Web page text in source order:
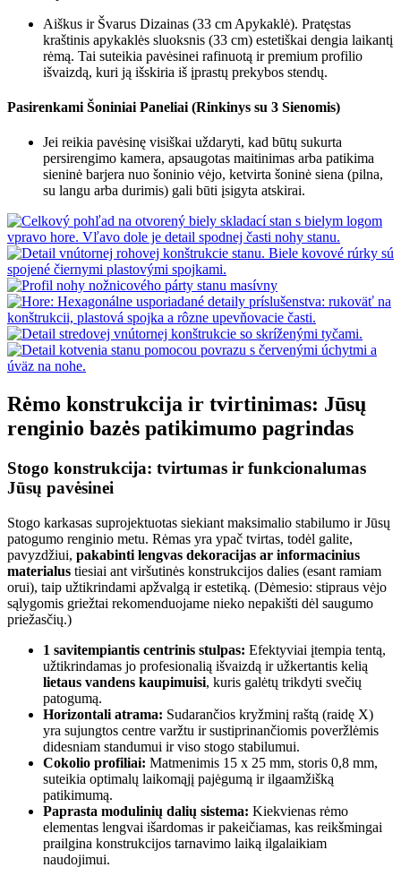
Aiškus ir Švarus Dizainas (33 cm Apykaklė). Pratęstas
kraštinis apykaklės sluoksnis (33 cm) estetiškai dengia laikantį
rėmą. Tai suteikia pavėsinei rafinuotą ir premium profilio
išvaizdą, kuri ją išskiria iš įprastų prekybos stendų.
Pasirenkami Šoniniai Paneliai (Rinkinys su 3 Sienomis)
Jei reikia pavėsinę visiškai uždaryti, kad būtų sukurta
persirengimo kamera, apsaugotas maitinimas arba patikima
sieninė barjera nuo šoninio vėjo, ketvirta šoninė siena (pilna,
su langu arba durimis) gali būti įsigyta atskirai.
Rėmo konstrukcija ir tvirtinimas: Jūsų
renginio bazės patikimumo pagrindas
Stogo konstrukcija: tvirtumas ir funkcionalumas
Jūsų pavėsinei
Stogo karkasas suprojektuotas siekiant maksimalio stabilumo ir Jūsų
patogumo renginio metu. Rėmas yra ypač tvirtas, todėl galite,
pavyzdžiui, pakabinti lengvas dekoracijas ar informacinius
materialus tiesiai ant viršutinės konstrukcijos dalies (esant ramiam
orui), taip užtikrindami apžvalgą ir estetiką. (Dėmesio: stipraus vėjo
sąlygomis griežtai rekomenduojame nieko nepakišti dėl saugumo
priežasčių.)
1 savitempiantis centrinis stulpas: Efektyviai įtempia tentą,
užtikrindamas jo profesionalią išvaizdą ir užkertantis kelią
lietaus vandens kaupimuisi, kuris galėtų trikdyti svečių
patogumą.
Horizontali atrama: Sudarančios kryžminį raštą (raidę X)
yra sujungtos centre varžtu ir sustiprinančiomis poveržlėmis
didesniam standumui ir viso stogo stabilumui.
Cokolio profiliai: Matmenimis 15 x 25 mm, storis 0,8 mm,
suteikia optimalų laikomąjį pajėgumą ir ilgaamžišką
patikimumą.
Paprasta modulinių dalių sistema: Kiekvienas rėmo
elementas lengvai išardomas ir pakeičiamas, kas reikšmingai
prailgina konstrukcijos tarnavimo laiką ilgalaikiam
naudojimui.